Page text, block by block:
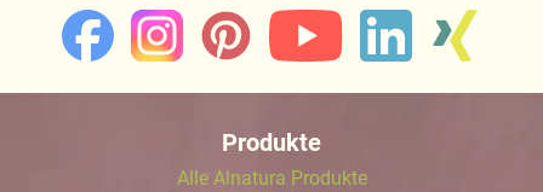
Produkte
Alle Alnatura Produkte